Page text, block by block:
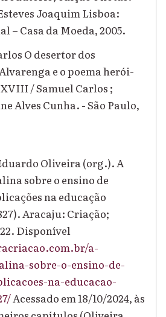
Joaquim Lisboa:
– Casa da Moeda, 2005.
O desertor dos
e o poema herói-
/ Samuel Carlos ;
Alves Cunha. - São Paulo,
Oliveira (org.). A
sobre o ensino de
na educação
Aracaju: Criação;
Disponível
a-
sobre-o-ensino-de-
na-educacao-
Acessado em 18/10/2024, às